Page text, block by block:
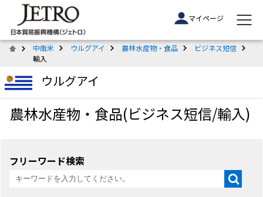
マイページ
中南米 ウルグアイ 農林水産物・食品
ビジネス短信
輸入
ウルグアイ
農林水産物・食品(ビジネス短信/輸入)
フリーワード検索